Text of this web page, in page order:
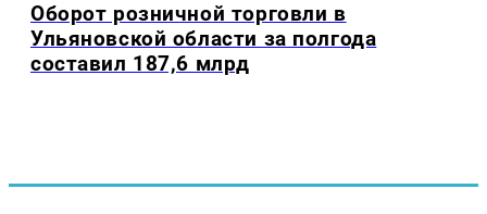
Оборот розничной торговли в
Ульяновской области за полгода
составил 187,6 млрд